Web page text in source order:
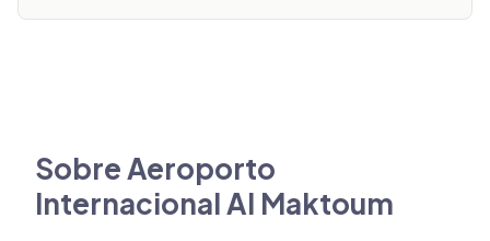
Sobre Aeroporto
Internacional Al Maktoum